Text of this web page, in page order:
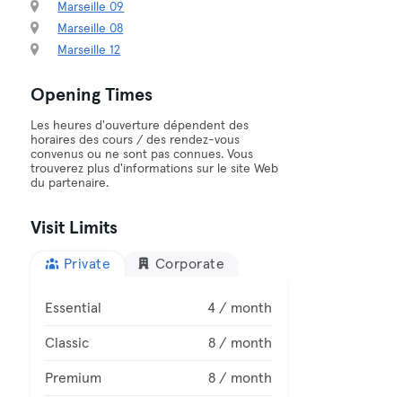
Marseille 09
Marseille 08
Marseille 12
Opening Times
Les heures d'ouverture dépendent des
horaires des cours / des rendez-vous
convenus ou ne sont pas connues. Vous
trouverez plus d'informations sur le site Web
du partenaire.
Visit Limits
Private Corporate
Essential 4 / month
Classic 8 / month
Premium 8 / month